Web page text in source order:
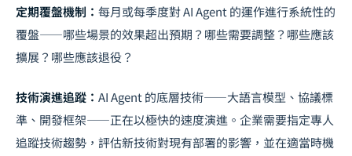
定期覆盤機制： 每月或每季度對 AI Agent 的運作進行系統性的
覆盤——哪些場景的效果超出預期？哪些需要調整？哪些應該
擴展？哪些應該退役？
技術演進追蹤： AI Agent 的底層技術——大語言模型、協議標
準、開發框架——正在以極快的速度演進。企業需要指定專人
追蹤技術趨勢，評估新技術對現有部署的影響，並在適當時機